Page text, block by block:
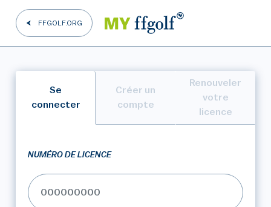
FFGOLF.ORG
Se
connecter
Créer un
compte
Renouveler
votre
licence
NUMÉRO DE LICENCE